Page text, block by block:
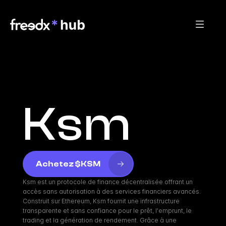
Ksm
Achetez $KSM
Ksm est un protocole de finance décentralisée offrant un
accès sans autorisation à des services financiers avancés.
Construit sur Ethereum, Ksm fournit une infrastructure
transparente et sans confiance pour le prêt, l'emprunt, le
trading et la génération de rendement. Grâce à une